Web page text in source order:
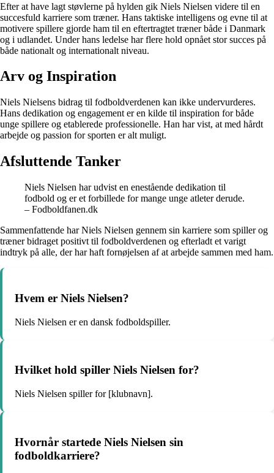
Efter at have lagt støvlerne på hylden gik Niels Nielsen videre til en
succesfuld karriere som træner. Hans taktiske intelligens og evne til at
motivere spillere gjorde ham til en eftertragtet træner både i Danmark
og i udlandet. Under hans ledelse har flere hold opnået stor succes på
både nationalt og internationalt niveau.
Arv og Inspiration
Niels Nielsens bidrag til fodboldverdenen kan ikke undervurderes.
Hans dedikation og engagement er en kilde til inspiration for både
unge spillere og etablerede professionelle. Han har vist, at med hårdt
arbejde og passion for sporten er alt muligt.
Afsluttende Tanker
Niels Nielsen har udvist en enestående dedikation til
fodbold og er et forbillede for mange unge atleter derude.
– Fodboldfanen.dk
Sammenfattende har Niels Nielsen gennem sin karriere som spiller og
træner bidraget positivt til fodboldverdenen og efterladt et varigt
indtryk på alle, der har haft fornøjelsen af at arbejde sammen med ham.
Hvem er Niels Nielsen?
Niels Nielsen er en dansk fodboldspiller.
Hvilket hold spiller Niels Nielsen for?
Niels Nielsen spiller for [klubnavn].
Hvornår startede Niels Nielsen sin
fodboldkarriere?